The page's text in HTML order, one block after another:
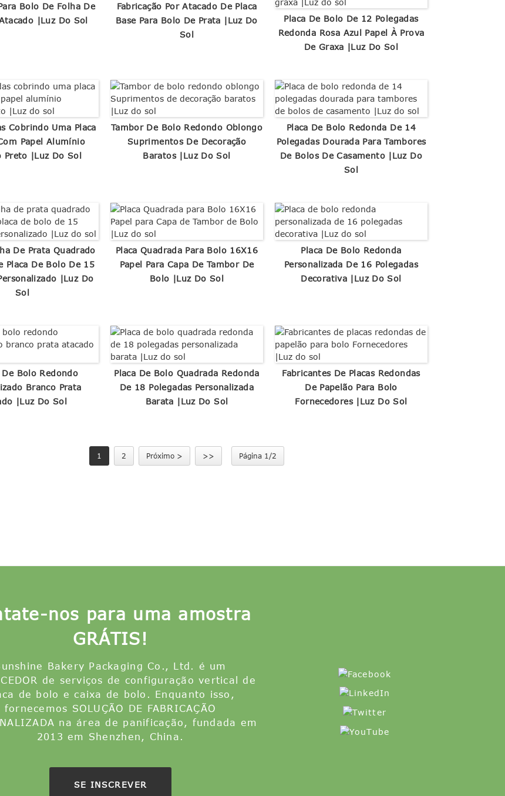
Bolo De Folha De
|Luz Do Sol
Fabricação Por Atacado De Placa
Base Para Bolo De Prata |Luz Do
Sol
Placa De Bolo De 12 Polegadas
Redonda Rosa Azul Papel À Prova
De Graxa |Luz Do Sol
Cobrindo Uma Placa
Papel Alumínio
Preto |Luz Do Sol
Tambor De Bolo Redondo Oblongo
Suprimentos De Decoração
Baratos |Luz Do Sol
Placa De Bolo Redonda De 14
Polegadas Dourada Para Tambores
De Bolos De Casamento |Luz Do
Sol
De Prata Quadrado
Placa De Bolo De 15
|Luz Do
Sol
Placa Quadrada Para Bolo 16X16
Papel Para Capa De Tambor De
Bolo |Luz Do Sol
Placa De Bolo Redonda
Personalizada De 16 Polegadas
Decorativa |Luz Do Sol
Bolo Redondo
Branco Prata
|Luz Do Sol
Placa De Bolo Quadrada Redonda
De 18 Polegadas Personalizada
Barata |Luz Do Sol
Fabricantes De Placas Redondas
De Papelão Para Bolo
Fornecedores |Luz Do Sol
1 2 Próximo > >> Página 1/2
nos para uma amostra
GRÁTIS!
Bakery Packaging Co., Ltd. é um
de serviços de configuração vertical de
de bolo e caixa de bolo. Enquanto isso,
fornecemos SOLUÇÃO DE FABRICAÇÃO
na área de panificação, fundada em
2013 em Shenzhen, China.
SE INSCREVER